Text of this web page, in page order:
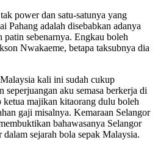
power dan satu-satunya yang
Pahang adalah disebabkan adanya
sebenarnya. Engkau boleh
Nwakaeme, betapa taksubnya dia
kali ini sudah cukup
seperjuangan aku semasa berkerja di
majikan kitaorang dulu boleh
gaji misalnya. Kemaraan Selangor
bahawasanya Selangor
sejarah bola sepak Malaysia.